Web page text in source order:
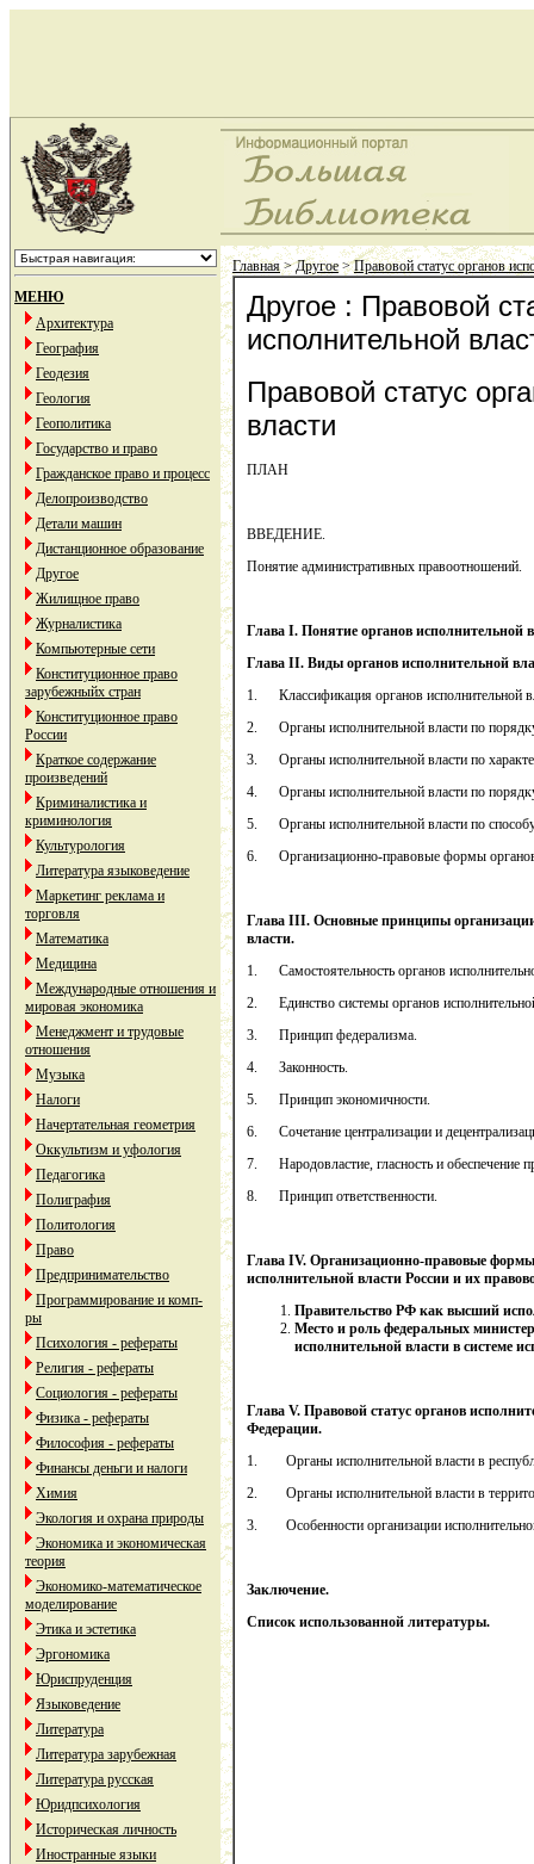
МЕНЮ
Архитектура
География
Геодезия
Геология
Геополитика
Государство и право
Гражданское право и процесс
Делопроизводство
Детали машин
Дистанционное образование
Другое
Жилищное право
Журналистика
Компьютерные сети
Конституционное право
зарубежныйх стран
Конституционное право
России
Краткое содержание
произведений
Криминалистика и
криминология
Культурология
Литература языковедение
Маркетинг реклама и
торговля
Математика
Медицина
Международные отношения и
мировая экономика
Менеджмент и трудовые
отношения
Музыка
Налоги
Начертательная геометрия
Оккультизм и уфология
Педагогика
Полиграфия
Политология
Право
Предпринимательство
Программирование и комп-
ры
Психология - рефераты
Религия - рефераты
Социология - рефераты
Физика - рефераты
Философия - рефераты
Финансы деньги и налоги
Химия
Экология и охрана природы
Экономика и экономическая
теория
Экономико-математическое
моделирование
Этика и эстетика
Эргономика
Юриспруденция
Языковедение
Литература
Литература зарубежная
Литература русская
Юридпсихология
Историческая личность
Иностранные языки
Главная>Другое>Правовой статус органов
Другое : Правовой
исполнительной
Правовой статус
власти
ПЛАН
ВВЕДЕНИЕ.
Понятие административных правоотношений.
Глава I. Понятие органов исполнительной
Глава II. Виды органов исполнительной
1. Классификация органов исполнительной
2. Органы исполнительной власти по
3. Органы исполнительной власти по
4. Органы исполнительной власти по
5. Органы исполнительной власти по
6. Организационно-правовые формы органов
Глава III. Основные принципы
власти.
1. Самостоятельность органов
2. Единство системы органов
3. Принцип федерализма.
4. Законность.
5. Принцип экономичности.
6. Сочетание централизации и
7. Народовластие, гласность и обеспечение
8. Принцип ответственности.
Глава IV. Организационно-правовые
исполнительной власти России и их
Правительство РФ как высший
Место и роль федеральных
исполнительной власти в системе
Глава V. Правовой статус органов
Федерации.
1. Органы исполнительной власти в
2. Органы исполнительной власти в
3. Особенности организации
Заключение.
Список использованной литературы.